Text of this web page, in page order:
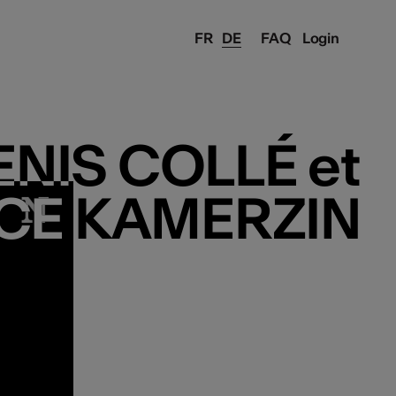
FAQ Login
FR DE
COLLÉ et
KAMERZIN
COLLÉ et
KAMERZIN